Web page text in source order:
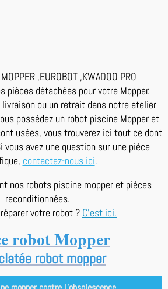
,EUROBOT ,KWADOO PRO
pièces détachées pour votre Mopper.
ou un retrait dans notre atelier
possédez un robot piscine Mopper et
usées, vous trouverez ici tout ce dont
vous avez une question sur une pièce
contactez-nous ici.
nos robots piscine mopper et pièces
reconditionnées.
votre robot ? C'est ici.
robot Mopper
robot mopper